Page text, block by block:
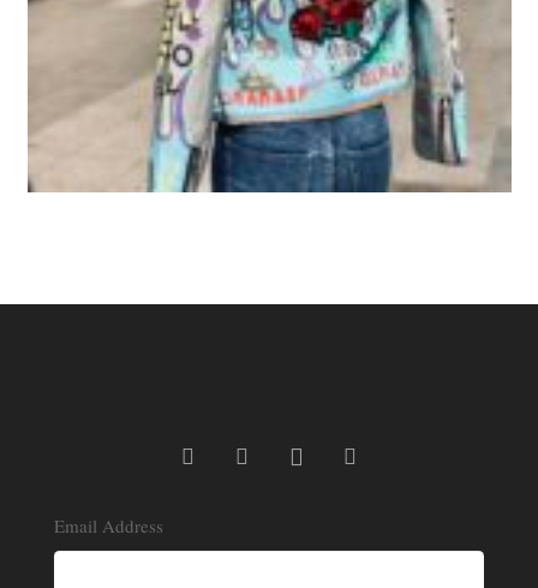
Email Address